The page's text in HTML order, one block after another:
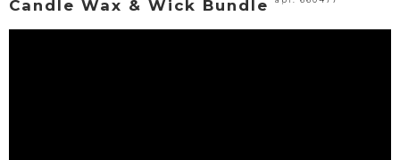
Candle Wax & Wick Bundle